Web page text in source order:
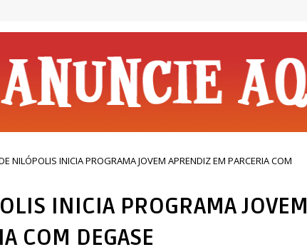
NILÓPOLIS INICIA PROGRAMA JOVEM APRENDIZ EM PARCERIA COM
INICIA PROGRAMA JOVEM
COM DEGASE